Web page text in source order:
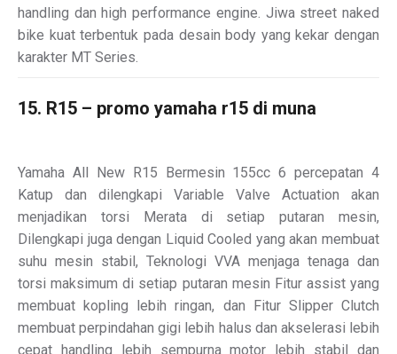
handling dan high performance engine. Jiwa street naked
bike kuat terbentuk pada desain body yang kekar dengan
karakter MT Series.
15. R15 – promo yamaha r15 di muna
Yamaha All New R15 Bermesin 155cc 6 percepatan 4
Katup dan dilengkapi Variable Valve Actuation akan
menjadikan torsi Merata di setiap putaran mesin,
Dilengkapi juga dengan Liquid Cooled yang akan membuat
suhu mesin stabil, Teknologi VVA menjaga tenaga dan
torsi maksimum di setiap putaran mesin Fitur assist yang
membuat kopling lebih ringan, dan Fitur Slipper Clutch
membuat perpindahan gigi lebih halus dan akselerasi lebih
cepat handling lebih sempurna motor lebih stabil dan